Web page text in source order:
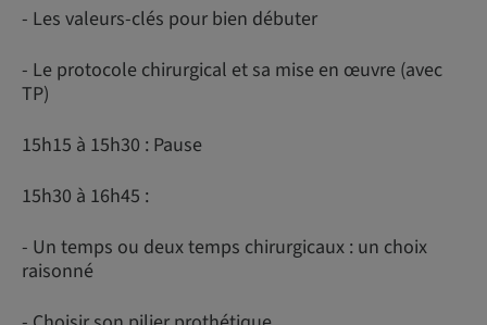
- Les valeurs-clés pour bien débuter
- Le protocole chirurgical et sa mise en œuvre (avec
TP)
15h15 à 15h30 : Pause
15h30 à 16h45 :
- Un temps ou deux temps chirurgicaux : un choix
raisonné